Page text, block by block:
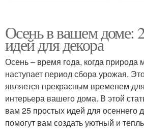
Осенний интерьер
Осенние мотивы
Осень в вашем доме:
идей для декора
Осень – время года, когда природа
наступает период сбора урожая.
является прекрасным временем
интерьера вашего дома. В этой
вам 25 простых идей для осеннего
помогут вам создать уютный и